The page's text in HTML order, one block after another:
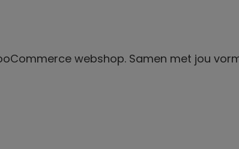
webshop. Samen met jou